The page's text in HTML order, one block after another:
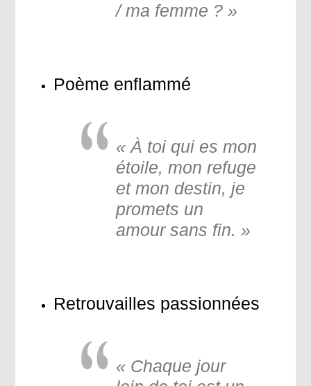
/ ma femme ? »
Poème enflammé
« À toi qui es mon
étoile, mon refuge
et mon destin, je
promets un
amour sans fin. »
Retrouvailles passionnées
« Chaque jour